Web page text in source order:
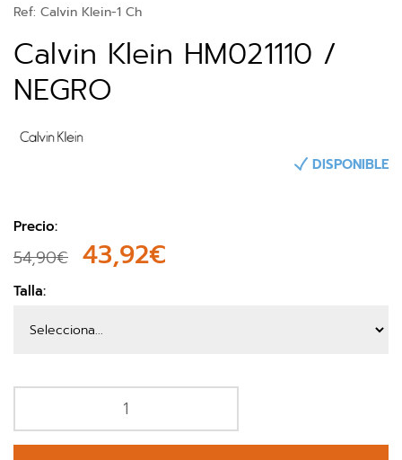
Ref: Calvin Klein-1 Ch
Calvin Klein HM021110 /
NEGRO
DISPONIBLE
Precio:
54,90€ 43,92€
Talla: